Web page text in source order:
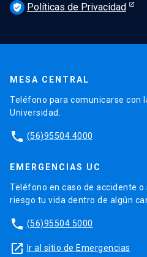
verified_user Políticas de Privacidad
MESA CENTRAL
Teléfono para comunicarse con
Universidad.
phone (56)95504 4000
EMERGENCIAS UC
Teléfono en caso de accidente
riesgo tu vida dentro de algún
phone (56)95504 5000
launch Ir al sitio de Emergencias